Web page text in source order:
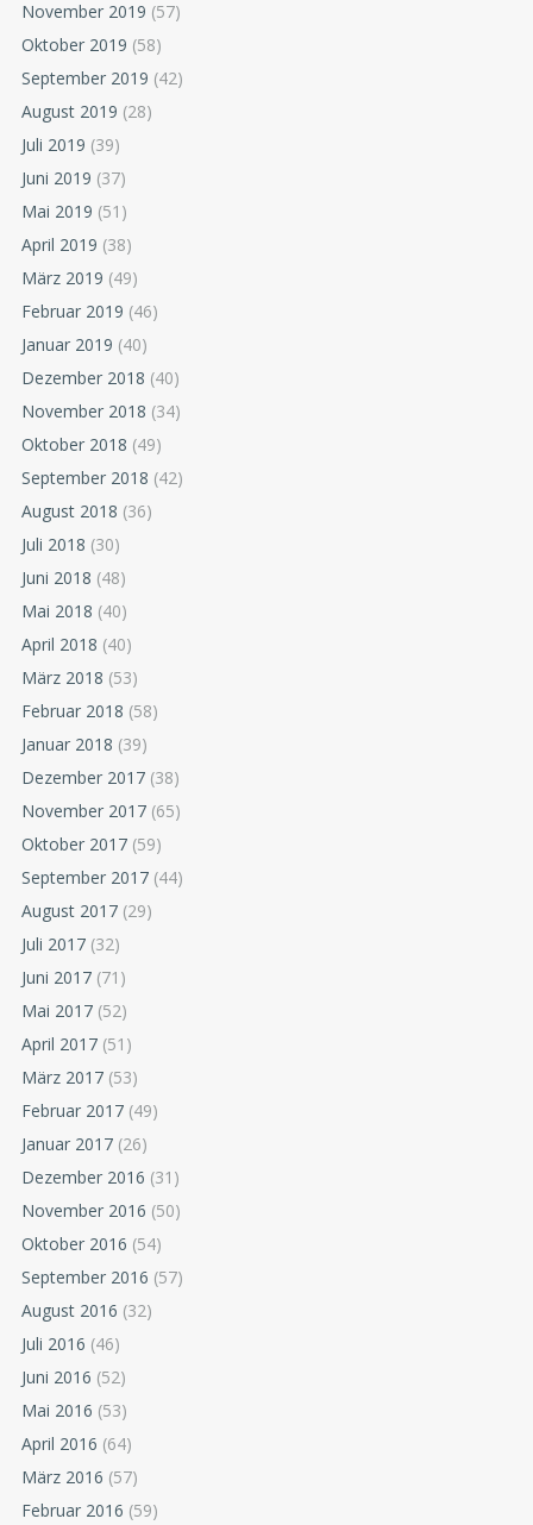
November 2019 (57)
Oktober 2019 (58)
September 2019 (42)
August 2019 (28)
Juli 2019 (39)
Juni 2019 (37)
Mai 2019 (51)
April 2019 (38)
März 2019 (49)
Februar 2019 (46)
Januar 2019 (40)
Dezember 2018 (40)
November 2018 (34)
Oktober 2018 (49)
September 2018 (42)
August 2018 (36)
Juli 2018 (30)
Juni 2018 (48)
Mai 2018 (40)
April 2018 (40)
März 2018 (53)
Februar 2018 (58)
Januar 2018 (39)
Dezember 2017 (38)
November 2017 (65)
Oktober 2017 (59)
September 2017 (44)
August 2017 (29)
Juli 2017 (32)
Juni 2017 (71)
Mai 2017 (52)
April 2017 (51)
März 2017 (53)
Februar 2017 (49)
Januar 2017 (26)
Dezember 2016 (31)
November 2016 (50)
Oktober 2016 (54)
September 2016 (57)
August 2016 (32)
Juli 2016 (46)
Juni 2016 (52)
Mai 2016 (53)
April 2016 (64)
März 2016 (57)
Februar 2016 (59)